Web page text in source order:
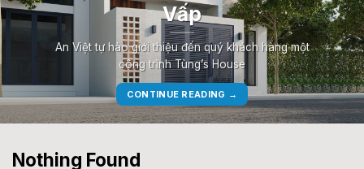
Vấp
An Việt tự hào giới thiệu đến quý khách hàng một
công trình Tùng’s House
CONTINUE READING →
Nothing Found